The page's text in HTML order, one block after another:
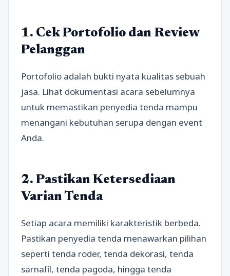
1. Cek Portofolio dan Review
Pelanggan
Portofolio adalah bukti nyata kualitas sebuah
jasa. Lihat dokumentasi acara sebelumnya
untuk memastikan penyedia tenda mampu
menangani kebutuhan serupa dengan event
Anda.
2. Pastikan Ketersediaan
Varian Tenda
Setiap acara memiliki karakteristik berbeda.
Pastikan penyedia tenda menawarkan pilihan
seperti tenda roder, tenda dekorasi, tenda
sarnafil, tenda pagoda, hingga tenda